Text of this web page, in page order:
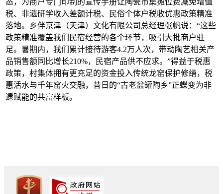
税、非遗研学收入差额计税、民俗个体户税收优惠政策精准
落地。乡伴京津（天津）文化有限公司总经理张帆说：“这些
政策精准覆盖我们民宿经营的各个环节，吸引大批商户驻
足。暑期内，我们累计接待游客4.2万人次，带动陶艺相关产
品销售额同比增长210%，民宿产品供不应求。”得益于税惠
政策，村集体拥有更充足的资金投入传统龙窑保护修缮，税
惠活水与千年窑火交融，昔日的“古老盆罐陶乡”正蝶变为非
遗赋能的共富样板。